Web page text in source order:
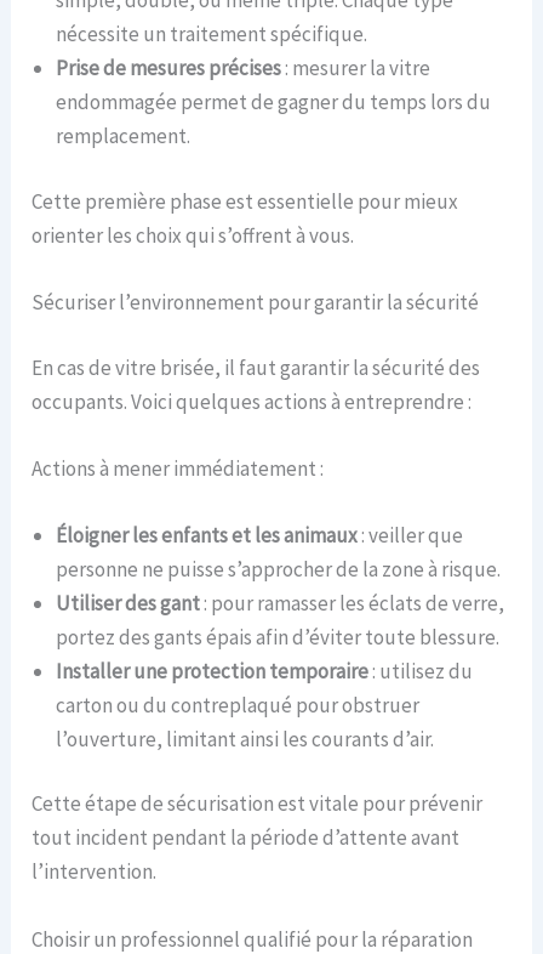
nécessite un traitement spécifique.
Prise de mesures précises: mesurer la vitre
endommagée permet de gagner du temps lors du
remplacement.
Cette première phase est essentielle pour mieux
orienter les choix qui s’offrent à vous.
Sécuriser l’environnement pour garantir la sécurité
En cas de vitre brisée, il faut garantir la sécurité des
occupants. Voici quelques actions à entreprendre :
Actions à mener immédiatement :
Éloigner les enfants et les animaux: veiller que
personne ne puisse s’approcher de la zone à risque.
Utiliser des gant: pour ramasser les éclats de verre,
portez des gants épais afin d’éviter toute blessure.
Installer une protection temporaire: utilisez du
carton ou du contreplaqué pour obstruer
l’ouverture, limitant ainsi les courants d’air.
Cette étape de sécurisation est vitale pour prévenir
tout incident pendant la période d’attente avant
l’intervention.
Choisir un professionnel qualifié pour la réparation